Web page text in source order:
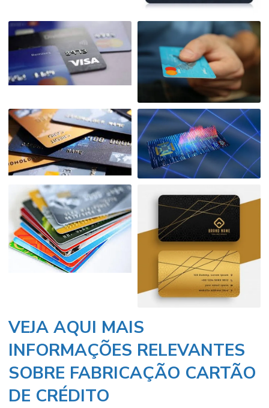
VEJA AQUI MAIS
INFORMAÇÕES RELEVANTES
SOBRE FABRICAÇÃO CARTÃO
DE CRÉDITO